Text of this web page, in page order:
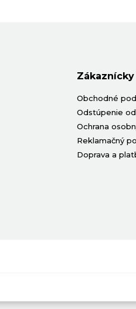
Obchodné
Odstúpenie
Ochrana
Reklamačný
Doprava a